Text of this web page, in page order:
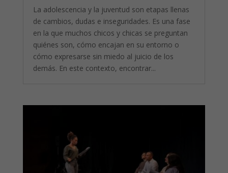
La adolescencia y la juventud son etapas llenas
de cambios, dudas e inseguridades. Es una fase
en la que muchos chicos y chicas se preguntan
quiénes son, cómo encajan en su entorno o
cómo expresarse sin miedo al juicio de los
demás. En este contexto, encontrar...